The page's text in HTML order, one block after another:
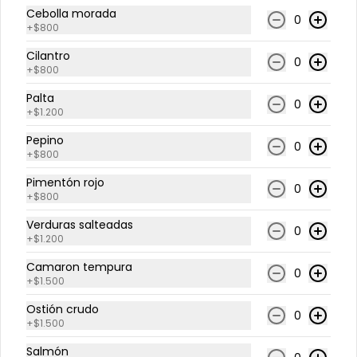
Acompañado con salsa de soya.
-20 % Nigiri Salmón (2 Unidades)
arroz blanco. Acompañado con
-20%
Nigiri Salmon Flameado (2
Lámina de salmón flameado, sobre
Acompañado con salsa de soya.
Cebolla morada
+$800 0
Cilantro
+$800 0
Palta
+$1.200 0
Pepino
+$800 0
Pimentón rojo
+$800 0
Verduras salteadas
+$1.200 0
Camaron tempura
+$1.500 0
Ostión crudo
+$1.500 0
Salmón